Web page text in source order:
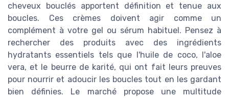
cheveux bouclés apportent définition et tenue aux
boucles. Ces crèmes doivent agir comme un
complément à votre gel ou sérum habituel. Pensez à
rechercher des produits avec des ingrédients
hydratants essentiels tels que l'huile de coco, l'aloe
vera, et le beurre de karité, qui ont fait leurs preuves
pour nourrir et adoucir les boucles tout en les gardant
bien définies. Le marché propose une multitude